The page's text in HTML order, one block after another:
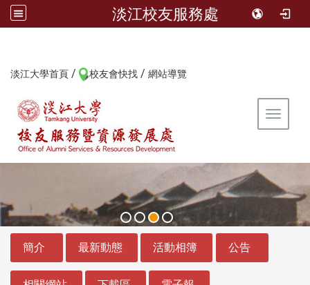
淡江校友服務處
淡江大學首頁 / 校友會快找 / 網站導覽
Toggle
簡介 最新動態 活動相簿 公告